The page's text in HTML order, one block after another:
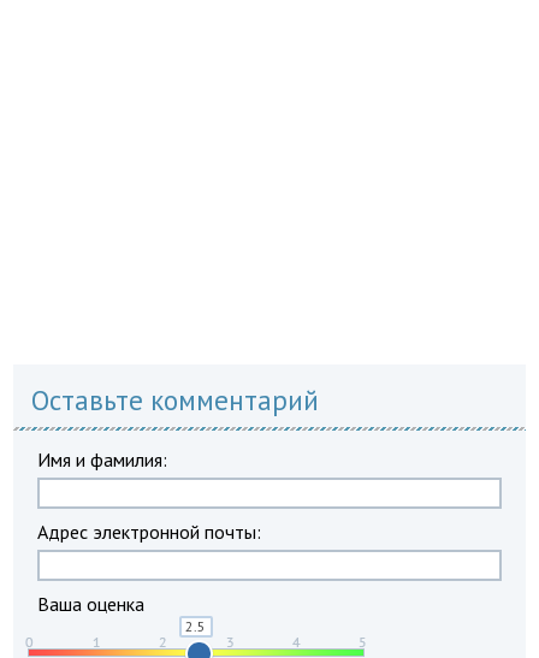
Оставьте комментарий
Имя и фамилия:
Адрес электронной почты:
Ваша оценка